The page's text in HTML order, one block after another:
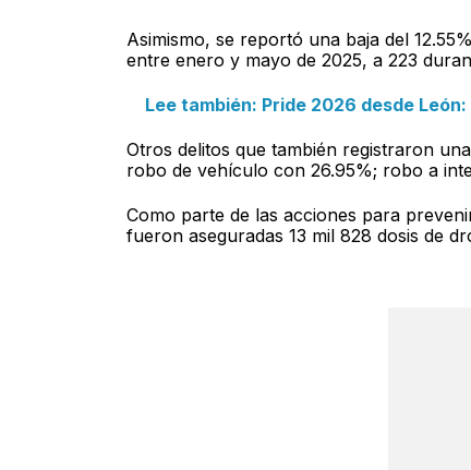
Asimismo, se reportó una baja del
entre enero y mayo de 2025, a 223
Lee también: Pride 2026 desde
Otros delitos que también registraron
robo de vehículo con 26.95%; robo a
Como parte de las acciones para
fueron aseguradas 13 mil 828 dosis de